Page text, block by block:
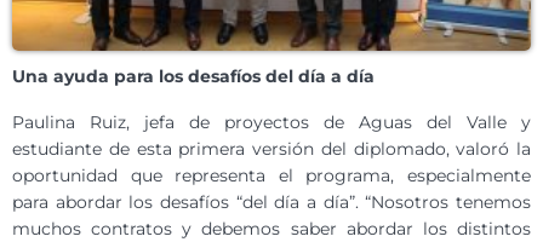
Una ayuda para los desafíos del día a día
Paulina Ruiz, jefa de proyectos de Aguas del Valle y
estudiante de esta primera versión del diplomado, valoró la
oportunidad que representa el programa, especialmente
para abordar los desafíos “del día a día”. “Nosotros tenemos
muchos contratos y debemos saber abordar los distintos